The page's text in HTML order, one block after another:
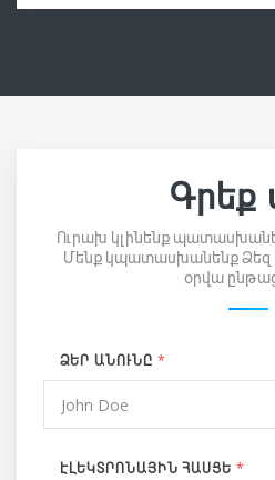
Գրեք
Ուրախ կլինենք
Մենք կպատասխանենք Ձեզ
օրվա
ՁԵՐ ԱՆՈՒՆԸ *
ԷԼԵԿՏՐՈՆԱՅԻՆ ՀԱՍՑԵ*